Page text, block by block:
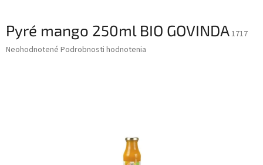
Pyré mango 250ml BIO GOVINDA1717
Priemerné
Neohodnotené Podrobnosti hodnotenia